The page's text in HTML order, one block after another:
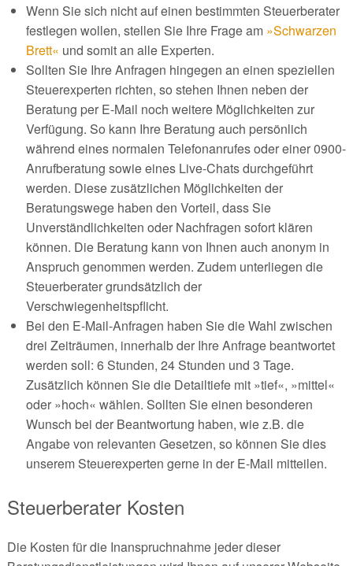
Wenn Sie sich nicht auf einen bestimmten Steuerberater
festlegen wollen, stellen Sie Ihre Frage am »Schwarzen
Brett« und somit an alle Experten.
Sollten Sie Ihre Anfragen hingegen an einen speziellen
Steuerexperten richten, so stehen Ihnen neben der
Beratung per E-Mail noch weitere Möglichkeiten zur
Verfügung. So kann Ihre Beratung auch persönlich
während eines normalen Telefonanrufes oder einer 0900-
Anrufberatung sowie eines Live-Chats durchgeführt
werden. Diese zusätzlichen Möglichkeiten der
Beratungswege haben den Vorteil, dass Sie
Unverständlichkeiten oder Nachfragen sofort klären
können. Die Beratung kann von Ihnen auch anonym in
Anspruch genommen werden. Zudem unterliegen die
Steuerberater grundsätzlich der
Verschwiegenheitspflicht.
Bei den E-Mail-Anfragen haben Sie die Wahl zwischen
drei Zeiträumen, innerhalb der Ihre Anfrage beantwortet
werden soll: 6 Stunden, 24 Stunden und 3 Tage.
Zusätzlich können Sie die Detailtiefe mit »tief«, »mittel«
oder »hoch« wählen. Sollten Sie einen besonderen
Wunsch bei der Beantwortung haben, wie z.B. die
Angabe von relevanten Gesetzen, so können Sie dies
unserem Steuerexperten gerne in der E-Mail mitteilen.
Steuerberater Kosten
Die Kosten für die Inanspruchnahme jeder dieser